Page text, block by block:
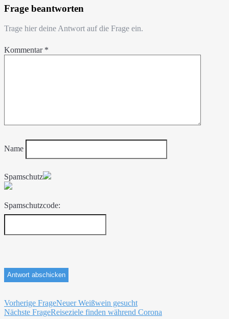
Frage beantworten
Trage hier deine Antwort auf die Frage ein.
Kommentar *
Name
Spamschutz
Spamschutzcode:
Beitragsnavigation
Vorherige FrageNeuer Weißwein gesucht
Nächste FrageReiseziele finden während Corona